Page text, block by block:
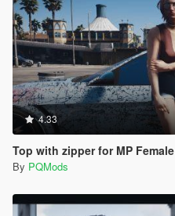
4.33
Top with zipper for MP Female
By PQMods